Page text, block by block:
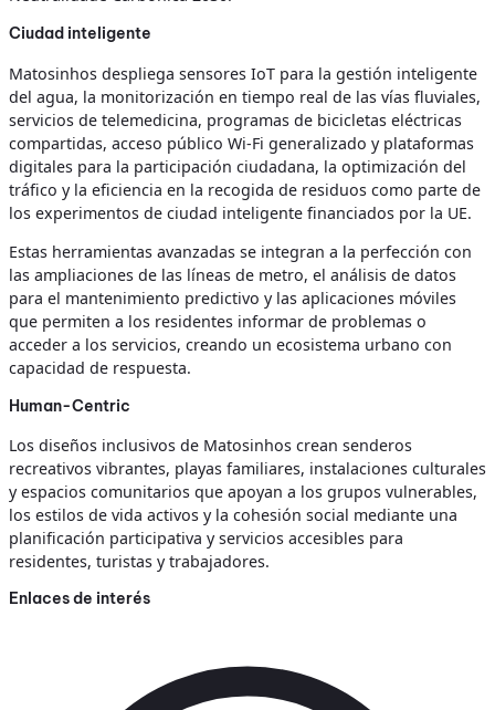
Ciudad inteligente
Matosinhos despliega sensores IoT para la gestión inteligente
del agua, la monitorización en tiempo real de las vías fluviales,
servicios de telemedicina, programas de bicicletas eléctricas
compartidas, acceso público Wi-Fi generalizado y plataformas
digitales para la participación ciudadana, la optimización del
tráfico y la eficiencia en la recogida de residuos como parte de
los experimentos de ciudad inteligente financiados por la UE.
Estas herramientas avanzadas se integran a la perfección con
las ampliaciones de las líneas de metro, el análisis de datos
para el mantenimiento predictivo y las aplicaciones móviles
que permiten a los residentes informar de problemas o
acceder a los servicios, creando un ecosistema urbano con
capacidad de respuesta.
Human-Centric
Los diseños inclusivos de Matosinhos crean senderos
recreativos vibrantes, playas familiares, instalaciones culturales
y espacios comunitarios que apoyan a los grupos vulnerables,
los estilos de vida activos y la cohesión social mediante una
planificación participativa y servicios accesibles para
residentes, turistas y trabajadores.
Enlaces de interés